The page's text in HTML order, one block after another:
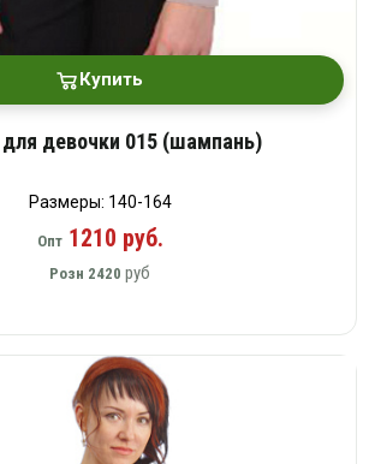
Купить
девочки 015 (шампань)
Размеры: 140-164
Опт1210 руб.
Розн 2420 руб